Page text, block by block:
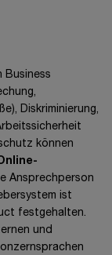
Business
Diskriminierung,
können
Ansprechperson
ist
festgehalten.
und